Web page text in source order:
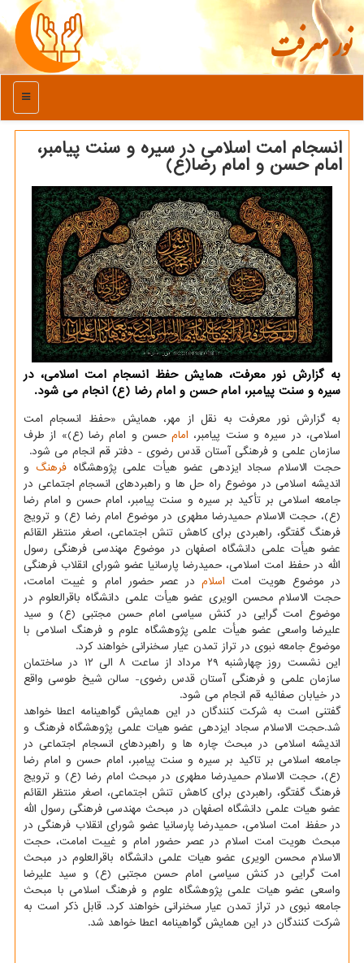
نور معرفت
منو
انسجام امت اسلامی در سیره و سنت پیامبر،
امام حسن و امام رضا(ع)
به گزارش نور معرفت، همایش حفظ انسجام امت اسلامی، در
سیره و سنت پیامبر، امام حسن و امام رضا (ع) انجام می شود.
به گزارش نور معرفت به نقل از مهر، همایش «حفظ انسجام امت
اسلامی، در سیره و سنت پیامبر، امامحسن و امام رضا (ع)» از طرف
سازمان علمی و فرهنگی آستان قدس رضوی - دفتر قم انجام می شود.
حجت الاسلام سجاد ایزدهی عضو هیأت علمی پژوهشگاهفرهنگ و
اندیشه اسلامی در موضوع راه حل ها و راهبردهای انسجام اجتماعی در
جامعه اسلامی بر تأکید بر سیره و سنت پیامبر، امام حسن و امام رضا
(ع)، حجت الاسلام حمیدرضا مطهری در موضوع امام رضا (ع) و ترویج
فرهنگ گفتگو، راهبردی برای کاهش تنش اجتماعی، اصغر منتظر القائم
عضو هیأت علمی دانشگاه اصفهان در موضوع مهندسی فرهنگی رسول
الله در حفظ امت اسلامی، حمیدرضا پارسانیا عضو شورای انقلاب فرهنگی
در موضوع هویت امت اسلامدر عصر حضور امام و غیبت امامت،
حجت الاسلام محسن الویری عضو هیأت علمی دانشگاه باقرالعلوم در
موضوع امت گرایی در کنش سیاسی امام حسن مجتبی (ع) و سید
علیرضا واسعی عضو هیأت علمی پژوهشگاه علوم و فرهنگ اسلامی با
موضوع جامعه نبوی در تراز تمدن عیار سخنرانی خواهند کرد.
این نشست روز چهارشنبه ۲۹ مرداد از ساعت ۸ الی ۱۲ در ساختمان
سازمان علمی و فرهنگی آستان قدس رضوی- سالن شیخ طوسی واقع
در خیابان صفائیه قم انجام می شود.
گفتنی است به شرکت کنندگان در این همایش گواهینامه اعطا خواهد
شد.حجت الاسلام سجاد ایزدهی عضو هیات علمی پژوهشگاه فرهنگ و
اندیشه اسلامی در مبحث چاره ها و راهبردهای انسجام اجتماعی در
جامعه اسلامی بر تاکید بر سیره و سنت پیامبر، امام حسن و امام رضا
(ع)، حجت الاسلام حمیدرضا مطهری در مبحث امام رضا (ع) و ترویج
فرهنگ گفتگو، راهبردی برای کاهش تنش اجتماعی، اصغر منتظر القائم
عضو هیات علمی دانشگاه اصفهان در مبحث مهندسی فرهنگی رسول الله
در حفظ امت اسلامی، حمیدرضا پارسانیا عضو شورای انقلاب فرهنگی در
مبحث هویت امت اسلام در عصر حضور امام و غیبت امامت، حجت
الاسلام محسن الویری عضو هیات علمی دانشگاه باقرالعلوم در مبحث
امت گرایی در کنش سیاسی امام حسن مجتبی (ع) و سید علیرضا
واسعی عضو هیات علمی پژوهشگاه علوم و فرهنگ اسلامی با مبحث
جامعه نبوی در تراز تمدن عیار سخنرانی خواهند کرد. قابل ذکر است به
شرکت کنندگان در این همایش گواهینامه اعطا خواهد شد.